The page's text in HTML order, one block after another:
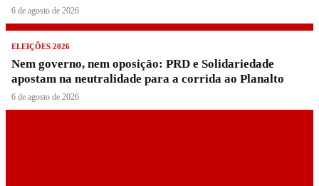
6 de agosto de 2026
ELEIÇÕES 2026
Nem governo, nem oposição: PRD e Solidariedade
apostam na neutralidade para a corrida ao Planalto
6 de agosto de 2026